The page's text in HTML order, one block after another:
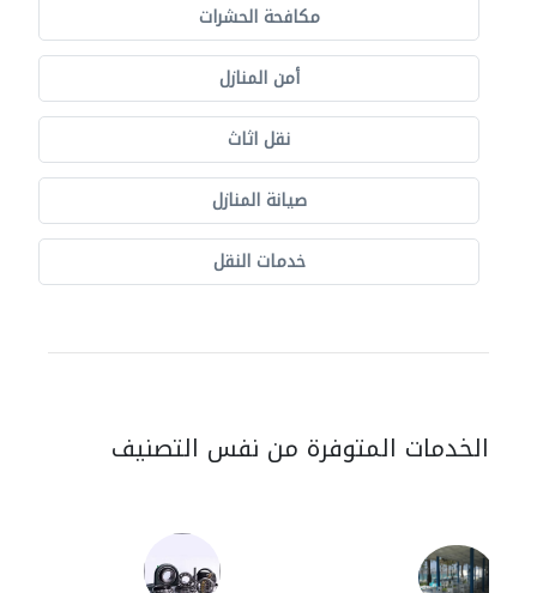
مكافحة الحشرات
أمن المنازل
نقل اثاث
صيانة المنازل
خدمات النقل
الخدمات المتوفرة من نفس التصنيف